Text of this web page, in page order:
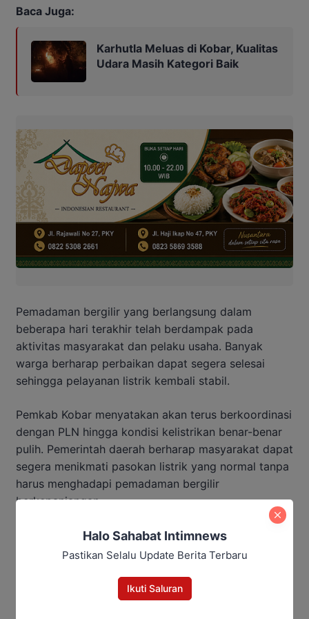
Baca Juga:
Karhutla Meluas di Kobar, Kualitas
Udara Masih Kategori Baik
Pemadaman bergilir yang berlangsung dalam
beberapa hari terakhir telah berdampak pada
aktivitas masyarakat dan pelaku usaha. Banyak
warga berharap perbaikan dapat segera selesai
sehingga pelayanan listrik kembali stabil.
Pemkab Kobar menyatakan akan terus berkoordinasi
dengan PLN hingga kondisi kelistrikan benar-benar
pulih. Pemerintah daerah berharap masyarakat dapat
segera menikmati pasokan listrik yang normal tanpa
harus menghadapi pemadaman bergilir
berkepanjangan.
Penulis: Yusro
Editor: Andrian
Halo Sahabat Intimnews
Pastikan Selalu Update Berita Terbaru
Ikuti Saluran